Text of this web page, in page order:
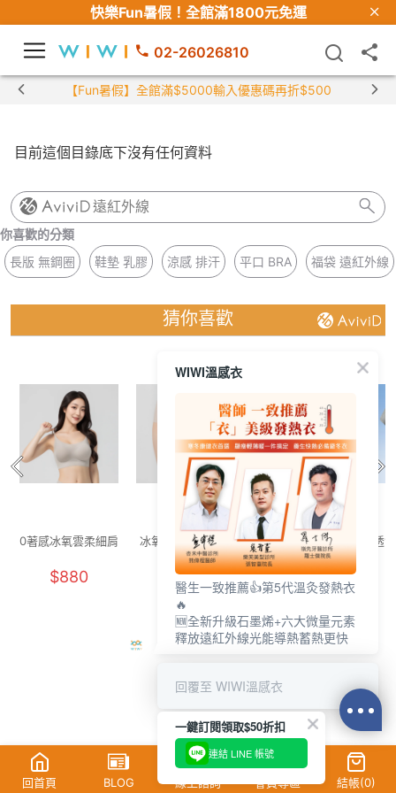
快樂Fun暑假！ 全館滿1800元免運
02-26026810
【Fun暑假】全館滿$5000輸入優惠碼再折$500
目前這個目錄底下沒有任何資料
遠紅外線
你喜歡的分類
長版 無鋼圈
鞋墊 乳膠 涼感 排汗 平口 BRA 福袋 遠紅外線
猜你喜歡
0著感冰氧雲柔細肩
$880
冰氧雲柔無痕內褲
(燕麥奶 F)
$250
舒活提托美胸無痕
內衣(清新綠 女M-
2XL)
$880
透
回首頁 BLOG 線上諮詢 會員專區 結帳(0)
WIWI溫感衣
醫生一致推薦👍第5代溫灸發熱衣
🔥
🆕全新升級石墨烯+六大微量元素
釋放遠紅外線光能導熱蓄熱更快
回覆至 WIWI溫感衣
一鍵訂閱領取$50折扣
連結 LINE 帳號